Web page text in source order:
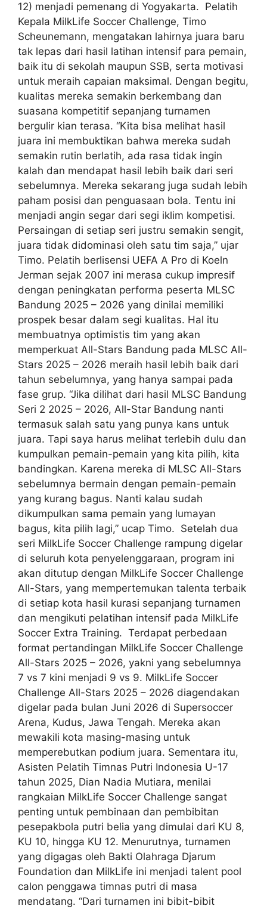
12) menjadi pemenang di Yogyakarta. Pelatih
Kepala MilkLife Soccer Challenge, Timo
Scheunemann, mengatakan lahirnya juara baru
tak lepas dari hasil latihan intensif para pemain,
baik itu di sekolah maupun SSB, serta motivasi
untuk meraih capaian maksimal. Dengan begitu,
kualitas mereka semakin berkembang dan
suasana kompetitif sepanjang turnamen
bergulir kian terasa. “Kita bisa melihat hasil
juara ini membuktikan bahwa mereka sudah
semakin rutin berlatih, ada rasa tidak ingin
kalah dan mendapat hasil lebih baik dari seri
sebelumnya. Mereka sekarang juga sudah lebih
paham posisi dan penguasaan bola. Tentu ini
menjadi angin segar dari segi iklim kompetisi.
Persaingan di setiap seri justru semakin sengit,
juara tidak didominasi oleh satu tim saja,” ujar
Timo. Pelatih berlisensi UEFA A Pro di Koeln
Jerman sejak 2007 ini merasa cukup impresif
dengan peningkatan performa peserta MLSC
Bandung 2025 – 2026 yang dinilai memiliki
prospek besar dalam segi kualitas. Hal itu
membuatnya optimistis tim yang akan
memperkuat All-Stars Bandung pada MLSC All-
Stars 2025 – 2026 meraih hasil lebih baik dari
tahun sebelumnya, yang hanya sampai pada
fase grup. “Jika dilihat dari hasil MLSC Bandung
Seri 2 2025 – 2026, All-Star Bandung nanti
termasuk salah satu yang punya kans untuk
juara. Tapi saya harus melihat terlebih dulu dan
kumpulkan pemain-pemain yang kita pilih, kita
bandingkan. Karena mereka di MLSC All-Stars
sebelumnya bermain dengan pemain-pemain
yang kurang bagus. Nanti kalau sudah
dikumpulkan sama pemain yang lumayan
bagus, kita pilih lagi,” ucap Timo. Setelah dua
seri MilkLife Soccer Challenge rampung digelar
di seluruh kota penyelenggaraan, program ini
akan ditutup dengan MilkLife Soccer Challenge
All-Stars, yang mempertemukan talenta terbaik
di setiap kota hasil kurasi sepanjang turnamen
dan mengikuti pelatihan intensif pada MilkLife
Soccer Extra Training. Terdapat perbedaan
format pertandingan MilkLife Soccer Challenge
All-Stars 2025 – 2026, yakni yang sebelumnya
7 vs 7 kini menjadi 9 vs 9. MilkLife Soccer
Challenge All-Stars 2025 – 2026 diagendakan
digelar pada bulan Juni 2026 di Supersoccer
Arena, Kudus, Jawa Tengah. Mereka akan
mewakili kota masing-masing untuk
memperebutkan podium juara. Sementara itu,
Asisten Pelatih Timnas Putri Indonesia U-17
tahun 2025, Dian Nadia Mutiara, menilai
rangkaian MilkLife Soccer Challenge sangat
penting untuk pembinaan dan pembibitan
pesepakbola putri belia yang dimulai dari KU 8,
KU 10, hingga KU 12. Menurutnya, turnamen
yang digagas oleh Bakti Olahraga Djarum
Foundation dan MilkLife ini menjadi talent pool
calon penggawa timnas putri di masa
mendatang. “Dari turnamen ini bibit-bibit